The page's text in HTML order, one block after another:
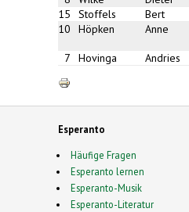
15 Stoffels Bert
10
Höpken Anne
7 Hovinga Andries
Esperanto
Häufige Fragen
Esperanto lernen
Esperanto-Musik
Esperanto-Literatur